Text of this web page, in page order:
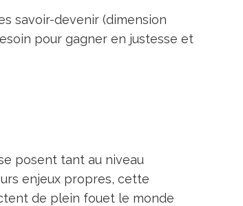
savoir-devenir (dimension
pour gagner en justesse et
posent tant au niveau
enjeux propres, cette
de plein fouet le monde